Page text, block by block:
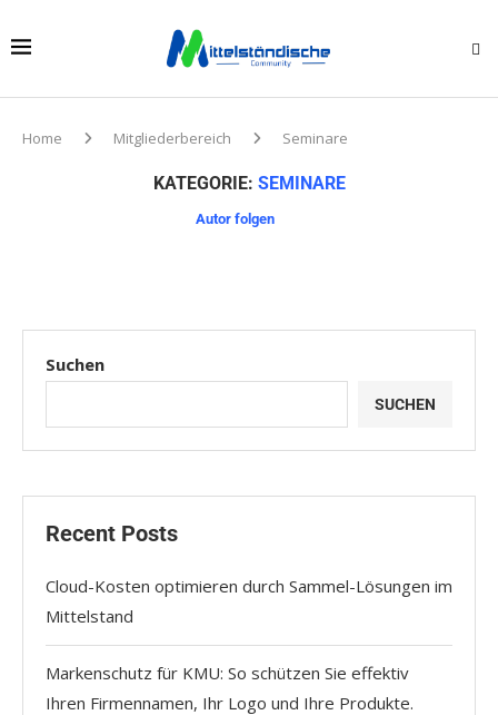
Home Mitgliederbereich Seminare
KATEGORIE: SEMINARE
Suchen
SUCHEN
Recent Posts
Cloud-Kosten optimieren durch Sammel-Lösungen im
Mittelstand
Markenschutz für KMU: So schützen Sie effektiv
Ihren Firmennamen, Ihr Logo und Ihre Produkte.